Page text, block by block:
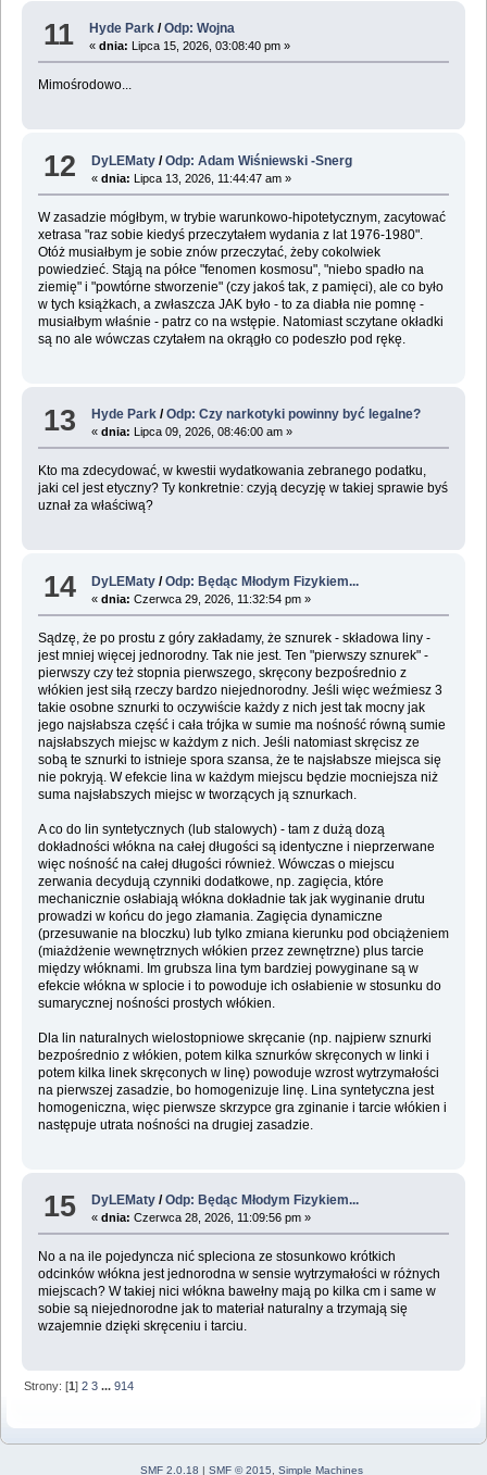
11 Hyde Park /Odp: Wojna
«dnia: Lipca 15, 2026, 03:08:40 pm »
Mimośrodowo...
12 DyLEMaty /Odp: Adam Wiśniewski -Snerg
«dnia: Lipca 13, 2026, 11:44:47 am »
W zasadzie mógłbym, w trybie warunkowo-hipotetycznym, zacytować
xetrasa "raz sobie kiedyś przeczytałem wydania z lat 1976-1980".
Otóż musiałbym je sobie znów przeczytać, żeby cokolwiek
powiedzieć. Stąją na półce "fenomen kosmosu", "niebo spadło na
ziemię" i "powtórne stworzenie" (czy jakoś tak, z pamięci), ale co było
w tych książkach, a zwłaszcza JAK było - to za diabła nie pomnę -
musiałbym właśnie - patrz co na wstępie. Natomiast sczytane okładki
są no ale wówczas czytałem na okrągło co podeszło pod rękę.
13 Hyde Park /Odp: Czy narkotyki powinny być legalne?
«dnia: Lipca 09, 2026, 08:46:00 am »
Kto ma zdecydować, w kwestii wydatkowania zebranego podatku,
jaki cel jest etyczny? Ty konkretnie: czyją decyzję w takiej sprawie byś
uznał za właściwą?
14 DyLEMaty /Odp: Będąc Młodym Fizykiem...
«dnia: Czerwca 29, 2026, 11:32:54 pm »
Sądzę, że po prostu z góry zakładamy, że sznurek - składowa liny -
jest mniej więcej jednorodny. Tak nie jest. Ten "pierwszy sznurek" -
pierwszy czy też stopnia pierwszego, skręcony bezpośrednio z
włókien jest siłą rzeczy bardzo niejednorodny. Jeśli więc weźmiesz 3
takie osobne sznurki to oczywiście każdy z nich jest tak mocny jak
jego najsłabsza część i cała trójka w sumie ma nośność równą sumie
najsłabszych miejsc w każdym z nich. Jeśli natomiast skręcisz ze
sobą te sznurki to istnieje spora szansa, że te najsłabsze miejsca się
nie pokryją. W efekcie lina w każdym miejscu będzie mocniejsza niż
suma najsłabszych miejsc w tworzących ją sznurkach.
A co do lin syntetycznych (lub stalowych) - tam z dużą dozą
dokładności włókna na całej długości są identyczne i nieprzerwane
więc nośność na całej długości również. Wówczas o miejscu
zerwania decydują czynniki dodatkowe, np. zagięcia, które
mechanicznie osłabiają włókna dokładnie tak jak wyginanie drutu
prowadzi w końcu do jego złamania. Zagięcia dynamiczne
(przesuwanie na bloczku) lub tylko zmiana kierunku pod obciążeniem
(miażdżenie wewnętrznych włókien przez zewnętrzne) plus tarcie
między włóknami. Im grubsza lina tym bardziej powyginane są w
efekcie włókna w splocie i to powoduje ich osłabienie w stosunku do
sumarycznej nośności prostych włókien.
Dla lin naturalnych wielostopniowe skręcanie (np. najpierw sznurki
bezpośrednio z włókien, potem kilka sznurków skręconych w linki i
potem kilka linek skręconych w linę) powoduje wzrost wytrzymałości
na pierwszej zasadzie, bo homogenizuje linę. Lina syntetyczna jest
homogeniczna, więc pierwsze skrzypce gra zginanie i tarcie włókien i
następuje utrata nośności na drugiej zasadzie.
15 DyLEMaty /Odp: Będąc Młodym Fizykiem...
«dnia: Czerwca 28, 2026, 11:09:56 pm »
No a na ile pojedyncza nić spleciona ze stosunkowo krótkich
odcinków włókna jest jednorodna w sensie wytrzymałości w różnych
miejscach? W takiej nici włókna bawełny mają po kilka cm i same w
sobie są niejednorodne jak to materiał naturalny a trzymają się
wzajemnie dzięki skręceniu i tarciu.
Strony: [1]2 3 ...914
SMF 2.0.18 | SMF © 2015 Simple Machines